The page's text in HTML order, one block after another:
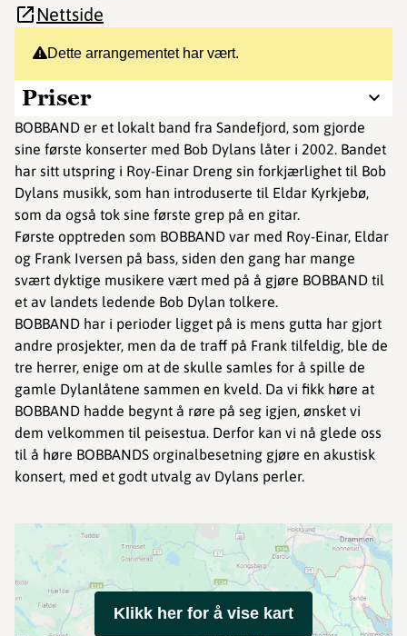
Dette arrangementet har vært.
Priser
BOBBAND er et lokalt band fra Sandefjord, som gjorde
sine første konserter med Bob Dylans låter i 2002. Bandet
har sitt utspring i Roy-Einar Dreng sin forkjærlighet til Bob
Dylans musikk, som han introduserte til Eldar Kyrkjebø,
som da også tok sine første grep på en gitar.
Første opptreden som BOBBAND var med Roy-Einar, Eldar
og Frank Iversen på bass, siden den gang har mange
svært dyktige musikere vært med på å gjøre BOBBAND til
et av landets ledende Bob Dylan tolkere.
BOBBAND har i perioder ligget på is mens gutta har gjort
andre prosjekter, men da de traff på Frank tilfeldig, ble de
tre herrer, enige om at de skulle samles for å spille de
gamle Dylanlåtene sammen en kveld. Da vi fikk høre at
BOBBAND hadde begynt å røre på seg igjen, ønsket vi
dem velkommen til peisestua. Derfor kan vi nå glede oss
til å høre BOBBANDS orginalbesetning gjøre en akustisk
konsert, med et godt utvalg av Dylans perler.
Nettside
Klikk her for å vise kart